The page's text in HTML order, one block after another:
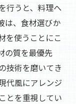
行うと、料理へ
は、食材選びか
を使うことにこ
の質を最優先
技術を磨いてき
代風にアレンジ
とを重視してい